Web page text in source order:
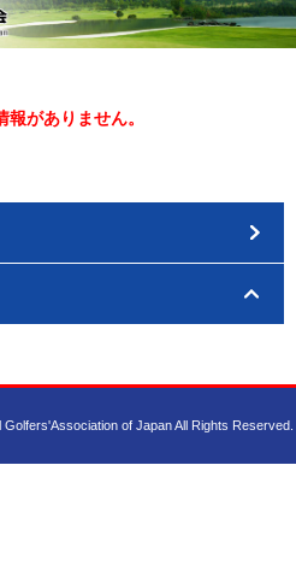
報がありません。
of Japan All Rights Reserved.